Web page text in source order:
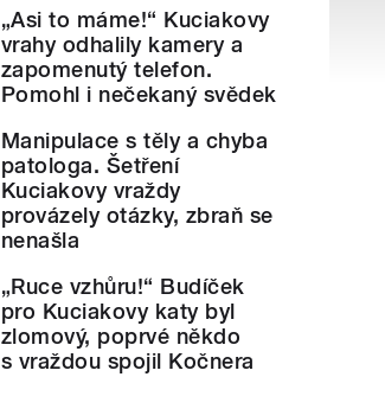
„Asi to máme!“ Kuciakovy
vrahy odhalily kamery a
zapomenutý telefon.
Pomohl i nečekaný svědek
Manipulace s těly a chyba
patologa. Šetření
Kuciakovy vraždy
provázely otázky, zbraň se
nenašla
„Ruce vzhůru!“ Budíček
pro Kuciakovy katy byl
zlomový, poprvé někdo
s vraždou spojil Kočnera